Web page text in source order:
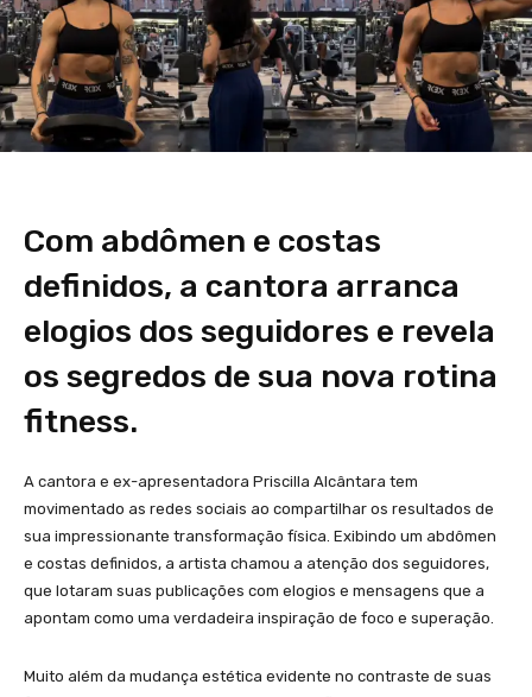
Com abdômen e costas
definidos, a cantora arranca
elogios dos seguidores e revela
os segredos de sua nova rotina
fitness.
A cantora e ex-apresentadora Priscilla Alcântara tem
movimentado as redes sociais ao compartilhar os resultados de
sua impressionante transformação física. Exibindo um abdômen
e costas definidos, a artista chamou a atenção dos seguidores,
que lotaram suas publicações com elogios e mensagens que a
apontam como uma verdadeira inspiração de foco e superação.
Muito além da mudança estética evidente no contraste de suas